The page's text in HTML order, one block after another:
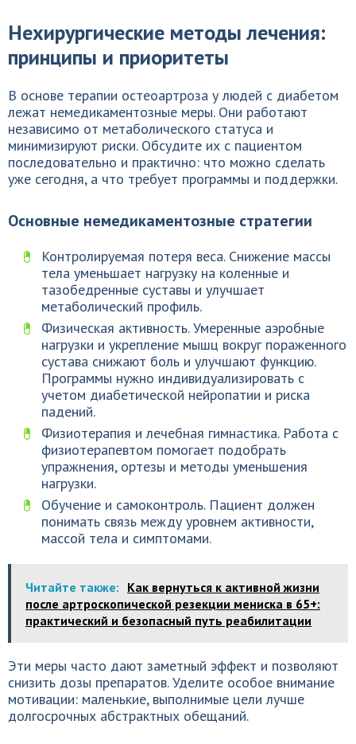
Нехирургические методы лечения:
принципы и приоритеты
В основе терапии остеоартроза у людей с диабетом
лежат немедикаментозные меры. Они работают
независимо от метаболического статуса и
минимизируют риски. Обсудите их с пациентом
последовательно и практично: что можно сделать
уже сегодня, а что требует программы и поддержки.
Основные немедикаментозные стратегии
Контролируемая потеря веса. Снижение массы
тела уменьшает нагрузку на коленные и
тазобедренные суставы и улучшает
метаболический профиль.
Физическая активность. Умеренные аэробные
нагрузки и укрепление мышц вокруг пораженного
сустава снижают боль и улучшают функцию.
Программы нужно индивидуализировать с
учетом диабетической нейропатии и риска
падений.
Физиотерапия и лечебная гимнастика. Работа с
физиотерапевтом помогает подобрать
упражнения, ортезы и методы уменьшения
нагрузки.
Обучение и самоконтроль. Пациент должен
понимать связь между уровнем активности,
массой тела и симптомами.
Читайте также: Как вернуться к активной жизни
после артроскопической резекции мениска в 65+:
практический и безопасный путь реабилитации
Эти меры часто дают заметный эффект и позволяют
снизить дозы препаратов. Уделите особое внимание
мотивации: маленькие, выполнимые цели лучше
долгосрочных абстрактных обещаний.